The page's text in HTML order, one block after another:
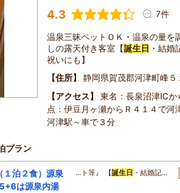
4.3 7件
温泉三昧ペットＯＫ・温泉の量を
しの露天付き客室【誕生日 ・結婚
祝いにも】
住所
静岡県賀茂郡河津町峰５
アクセス
東名：長泉沼津IC
点：伊豆月ヶ瀬からＲ４１４で河
河津駅～車で３分
プラン
１泊２食）源泉
は源泉内湯
…ト等』 【誕生日 ・結婚記…